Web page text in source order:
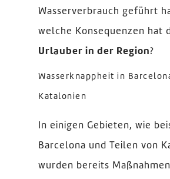
Wasserverbrauch geführt
welche Konsequenzen hat
Urlauber in der Region?
Wasserknappheit in
Katalonien
In einigen Gebieten, wie
Barcelona und Teilen von
wurden bereits